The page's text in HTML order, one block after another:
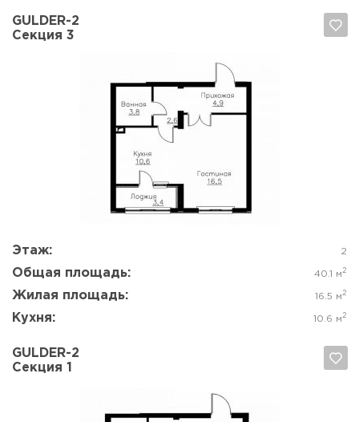
GULDER-2
Секция 3
Этаж: 2
Общая площадь: 40.1 м 2
Жилая площадь: 16.5 м 2
Кухня: 10.6 м 2
Да, удалить Отмена
GULDER-2
Секция 1